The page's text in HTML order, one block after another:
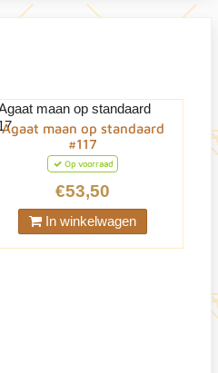
Agaat maan op standaard
#117
Op voorraad
€53,50
In winkelwagen